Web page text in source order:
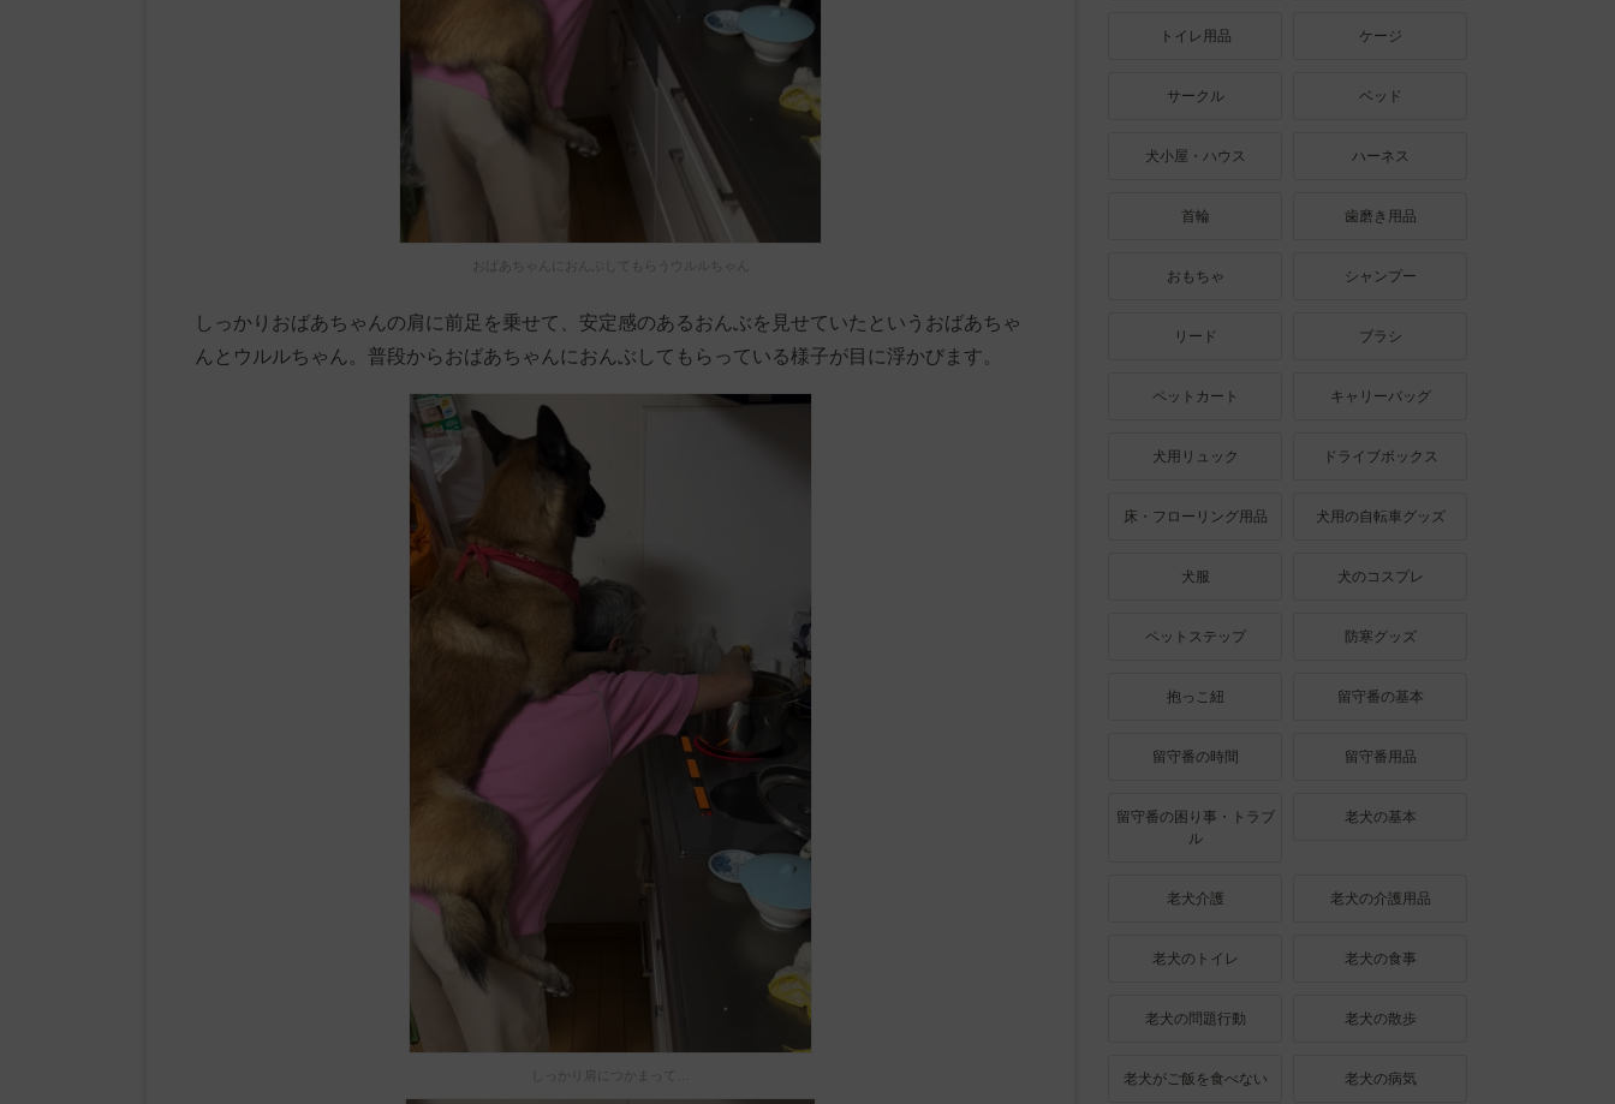
しっかりおばあちゃんの肩に前足を乗せて、安定感のあるおんぶを見せていたというおばあちゃ
んとウルルちゃん。普段からおばあちゃんにおんぶしてもらっている様子が目に浮かびます。
トイレ用品 ケージ
サークル ベッド
犬小屋・ハウス ハーネス
首輪 歯磨き用品
おもちゃ シャンプー
リード ブラシ
ペットカート キャリーバッグ
犬用リュック ドライブボックス
床・フローリング用品 犬用の自転車グッズ
犬服 犬のコスプレ
ペットステップ 防寒グッズ
抱っこ紐 留守番の基本
留守番の時間 留守番用品
留守番の困り事・トラブ
ル
老犬の基本
老犬介護 老犬の介護用品
老犬のトイレ 老犬の食事
老犬の問題行動 老犬の散歩
老犬がご飯を食べない 老犬の病気